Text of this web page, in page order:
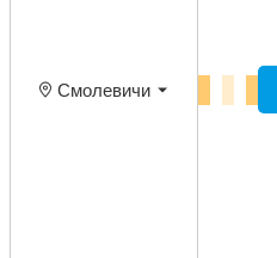
Смолевичи